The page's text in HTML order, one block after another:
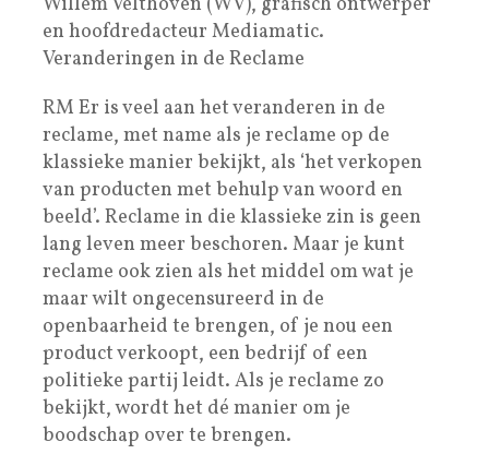
en hoofdredacteur Mediamatic.
Veranderingen in de Reclame
RM Er is veel aan het veranderen in de
reclame, met name als je reclame op de
klassieke manier bekijkt, als ‘het verkopen
van producten met behulp van woord en
beeld’. Reclame in die klassieke zin is geen
lang leven meer beschoren. Maar je kunt
reclame ook zien als het middel om wat je
maar wilt ongecensureerd in de
openbaarheid te brengen, of je nou een
product verkoopt, een bedrijf of een
politieke partij leidt. Als je reclame zo
bekijkt, wordt het dé manier om je
boodschap over te brengen.